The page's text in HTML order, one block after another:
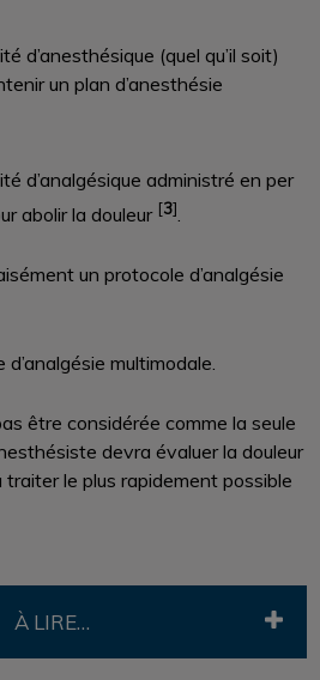
d’anesthésique (quel qu’il soit)
un plan d’anesthésie
d’analgésique administré en per
abolir la douleur [3]
un protocole d’analgésie
multimodale.
être considérée comme la seule
devra évaluer la douleur
le plus rapidement possible
À LIRE…